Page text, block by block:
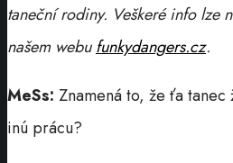
taneční rodiny. Veškeré info lze
našem webufunkydangers.cz.
MeSs: Znamená to, že ťa tanec
inú prácu?